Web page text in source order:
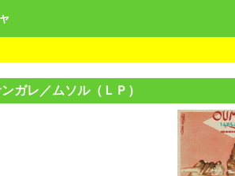
ガレ／ムソル（ＬＰ）